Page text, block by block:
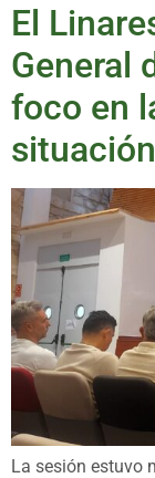
El
General
foco en
La sesión estuvo